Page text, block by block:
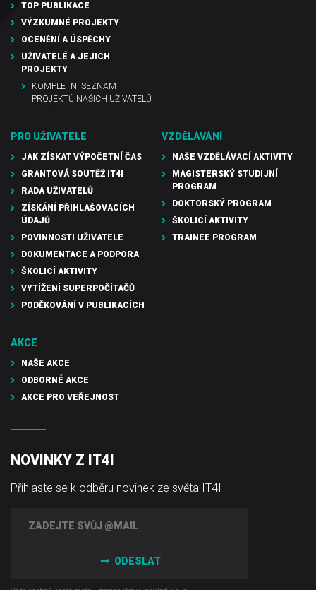
TOP PUBLIKACE
VÝZKUMNÉ PROJEKTY
OCENĚNÍ A ÚSPĚCHY
UŽIVATELÉ A JEJICH
PROJEKTY
KOMPLETNÍ SEZNAM
PROJEKTŮ NAŠICH UŽIVATELŮ
PRO UŽIVATELE
JAK ZÍSKAT VÝPOČETNÍ ČAS
GRANTOVÁ SOUTĚŽ IT4I
RADA UŽIVATELŮ
ZÍSKÁNÍ PŘIHLAŠOVACÍCH
ÚDAJŮ
POVINNOSTI UŽIVATELE
DOKUMENTACE A PODPORA
ŠKOLICÍ AKTIVITY
VYTÍŽENÍ SUPERPOČÍTAČŮ
PODĚKOVÁNÍ V PUBLIKACÍCH
VZDĚLÁVÁNÍ
NAŠE VZDĚLÁVACÍ AKTIVITY
MAGISTERSKÝ STUDIJNÍ
PROGRAM
DOKTORSKÝ PROGRAM
ŠKOLICÍ AKTIVITY
TRAINEE PROGRAM
AKCE
NAŠE AKCE
ODBORNÉ AKCE
AKCE PRO VEŘEJNOST
NOVINKY Z IT4I
Přihlaste se k odběru novinek ze světa IT4I
ODESLAT